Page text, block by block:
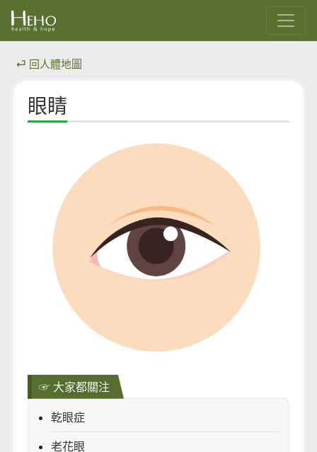
⏎ 回人體地圖
眼睛
☞ 大家都關注
乾眼症
老花眼